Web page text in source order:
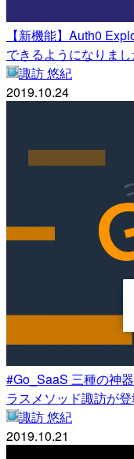
【新機能】Auth0
できるようになりま
諏訪 悠紀
2019.10.24
#Go_SaaS 三種の神
ラスメソッド諏訪が
諏訪 悠紀
2019.10.21